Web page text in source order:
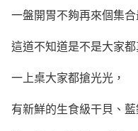
一盤開胃不夠再來個集
這道不知道是不是大家都
一上桌大家都搶光光，
有新鮮的生食級干貝、